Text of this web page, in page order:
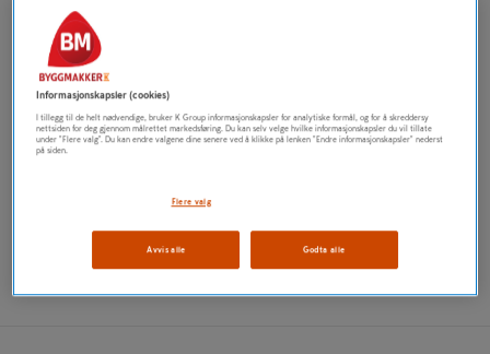
Informasjonskapsler (cookies)
I tillegg til de helt nødvendige, bruker K Group informasjonskapsler for analytiske formål, og for å skreddersy
nettsiden for deg gjennom målrettet markedsføring. Du kan selv velge hvilke informasjonskapsler du vil tillate
under "Flere valg". Du kan endre valgene dine senere ved å klikke på lenken "Endre informasjonskapsler" nederst
på siden.
Flere valg
Avvis alle Godta alle